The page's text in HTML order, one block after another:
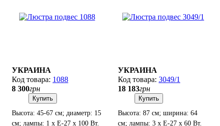
УКРАИНА
1088
8 300грн
Купить
Высота: 45-67 см; диаметр: 15
см; лампы: 1 х Е-27 х 100 Вт.
УКРАИНА
3049/1
18 183грн
Купить
Высота: 87 см; ширина: 64
см; лампы: 3 х Е-27 х 60 Вт.